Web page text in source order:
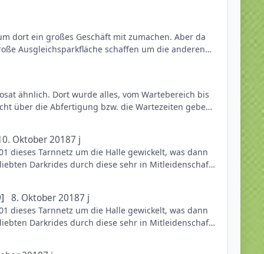
+ man hat schon ein schickes Parkhaus
das PHLs.
dort ein großes Geschäft mit zumachen. Aber da
Ausgleichsparkfläche schaffen um die anderen
ähnlich. Dort wurde alles, vom Wartebereich bis
über die Abfertigung bzw. die Wartezeiten geben.
und zum einen auch die Räumlichkeiten
sehr viele Fahrgäste abfertigen kann und dies
auf die hohe Kapazität eines TotNH
Oktober 20187 j
dieses Tarnnetz um die Halle gewickelt, was dann
Darkrides durch diese sehr in Mitleidenschaft
abgerissen oder aufwendig umthematisiert
8. Oktober 20187 j
dieses Tarnnetz um die Halle gewickelt, was dann
Darkrides durch diese sehr in Mitleidenschaft